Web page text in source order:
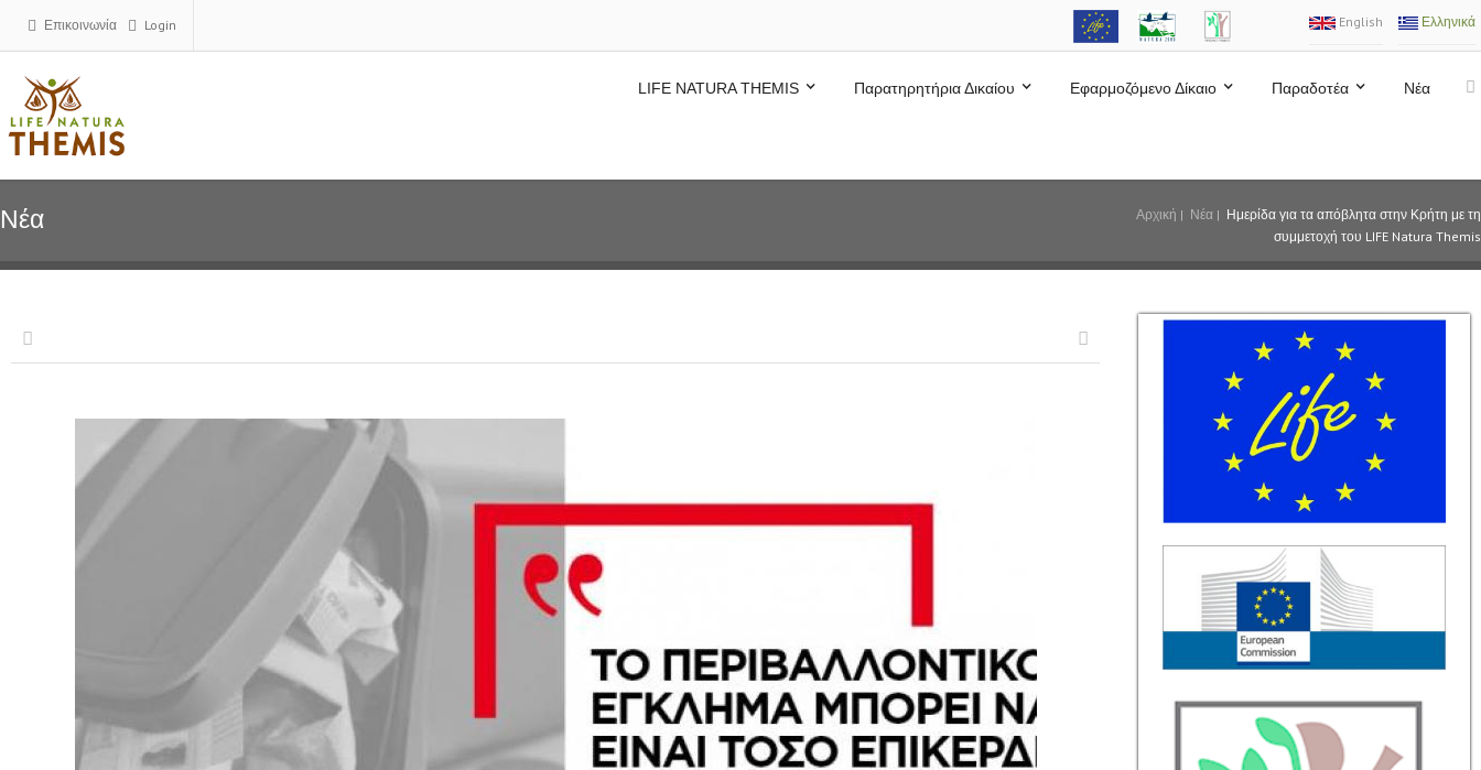
Επικοινωνία Login English Ελληνικά
LIFE NATURA THEMIS Παρατηρητήρια Δικαίου Εφαρμοζόμενο Δίκαιο Παραδοτέα Νέα
Νέα Αρχική | Νέα | Ημερίδα για τα απόβλητα στην Κρήτη με τη
συμμετοχή του LIFE Natura Themis